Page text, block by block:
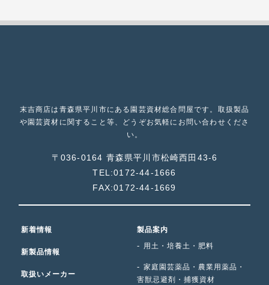
末吉商店は青森県平川市にある園芸資材総合問屋です。取扱製品
や園芸資材に関すること等、どうぞお気軽にお問い合わせくださ
い。
〒036-0164 青森県平川市松崎西田43-6
TEL:0172-44-1666
FAX:0172-44-1669
新着情報
新製品情報
取扱いメーカー
製品案内
用土・培養土・肥料
家庭園芸薬品・農業用薬品・
害獣忌避剤・捕獲資材